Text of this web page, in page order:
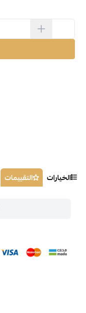
الخيارات التقييمات